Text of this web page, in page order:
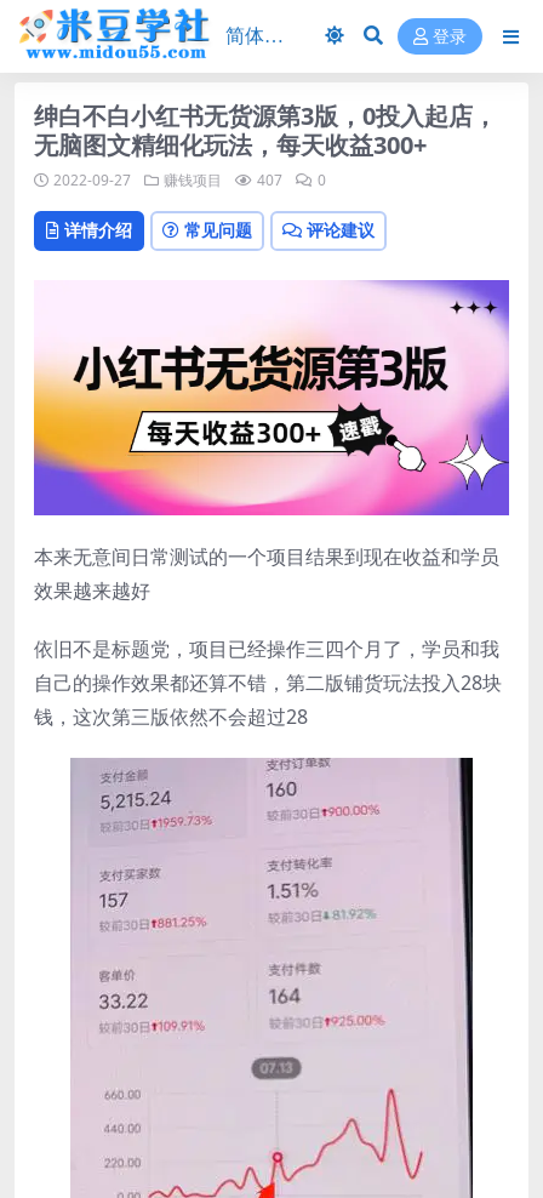
登录
绅白不白小红书无货源第3版，0投入起店，
无脑图文精细化玩法，每天收益300+
2022-09-27 赚钱项目 407 0
详情介绍 常见问题 评论建议
本来无意间日常测试的一个项目结果到现在收益和学员
效果越来越好
依旧不是标题党，项目已经操作三四个月了，学员和我
自己的操作效果都还算不错，第二版铺货玩法投入28块
钱，这次第三版依然不会超过28